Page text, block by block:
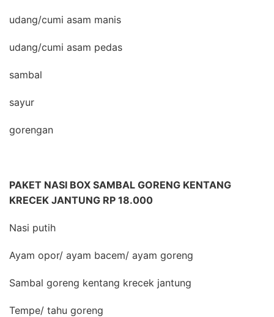
udang/cumi asam manis
udang/cumi asam pedas
sambal
sayur
gorengan
PAKET NASI BOX SAMBAL GORENG KENTANG
KRECEK JANTUNG RP 18.000
Nasi putih
Ayam opor/ ayam bacem/ ayam goreng
Sambal goreng kentang krecek jantung
Tempe/ tahu goreng